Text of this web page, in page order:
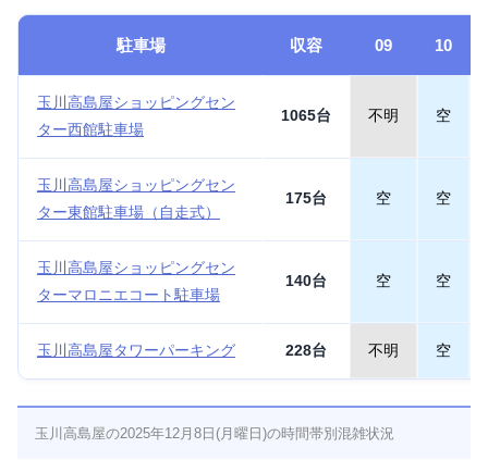
駐車場 収容 09 10
玉川高島屋ショッピングセン
ター西館駐車場
1065台 不明 空
玉川高島屋ショッピングセン
ター東館駐車場（自走式）
175台 空 空
玉川高島屋ショッピングセン
ターマロニエコート駐車場
140台 空 空
玉川高島屋タワーパーキング 228台 不明 空
玉川高島屋の2025年12月8日(月曜日)の時間帯別混雑状況